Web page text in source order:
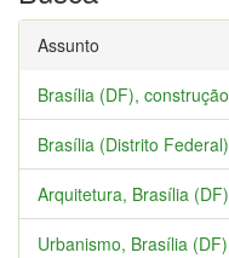
Assunto
Brasília (DF),
Brasília (Distrito
Arquitetura, Brasília (DF)
Urbanismo, Brasília (DF)